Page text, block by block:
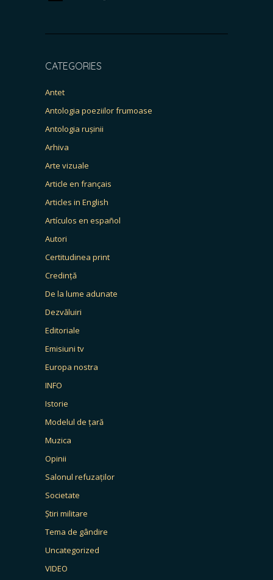
CATEGORIES
Antet
Antologia poeziilor frumoase
Antologia rușinii
Arhiva
Arte vizuale
Article en français
Articles in English
Artículos en español
Autori
Certitudinea print
Credință
De la lume adunate
Dezvăluiri
Editoriale
Emisiuni tv
Europa nostra
INFO
Istorie
Modelul de țară
Muzica
Opinii
Salonul refuzaților
Societate
Știri militare
Tema de gândire
Uncategorized
VIDEO